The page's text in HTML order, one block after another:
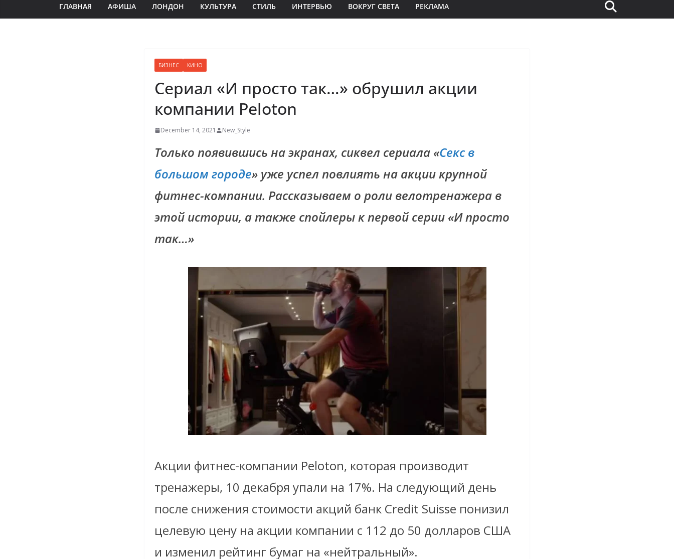
ГЛАВНАЯ АФИША ЛОНДОН КУЛЬТУРА СТИЛЬ ИНТЕРВЬЮ ВОКРУГ СВЕТА РЕКЛАМА
БИЗНЕС КИНО
Сериал «И просто так…» обрушил акции
компании Peloton
December 14, 2021 New_Style
Только появившись на экранах, сиквел сериала «Секс в
большом городе» уже успел повлиять на акции крупной
фитнес-компании. Рассказываем о роли велотренажера в
этой истории, а также спойлеры к первой серии «И просто
так…»
Акции фитнес-компании Peloton, которая производит
тренажеры, 10 декабря упали на 17%. На следующий день
после снижения стоимости акций банк Credit Suisse понизил
целевую цену на акции компании с 112 до 50 долларов США
и изменил рейтинг бумаг на «нейтральный».